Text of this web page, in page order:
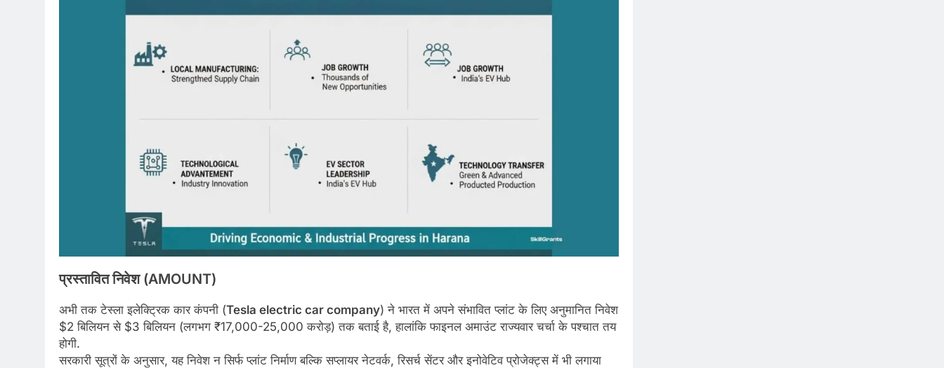
प्रस्तावित निवेश(AMOUNT)
अभी तक टेस्ला इलेक्ट्रिक कार कंपनी (Tesla electric car company) ने भारत में अपने संभावित प्लांट के लिए अनुमानित निवेश
$2 बिलियन से $3 बिलियन (लगभग ₹17,000-25,000 करोड़) तक बताई है, हालांकि फाइनल अमाउंट राज्यवार चर्चा के पश्चात तय
होगी.​
सरकारी सूत्रों के अनुसार, यह निवेश न सिर्फ प्लांट निर्माण बल्कि सप्लायर नेटवर्क, रिसर्च सेंटर और इनोवेटिव प्रोजेक्ट्स में भी लगाया